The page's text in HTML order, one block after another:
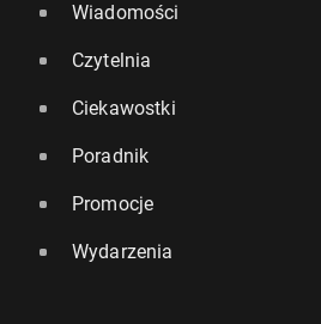
Wiadomości
Czytelnia
Ciekawostki
Poradnik
Promocje
Wydarzenia